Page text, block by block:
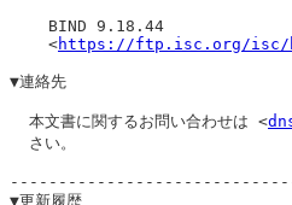
    BIND 9.18.44
    <
https://ftp.isc.org/isc/
▼連絡先
  本文書に関するお問い合わせは <
  さい。
▼更新履歴